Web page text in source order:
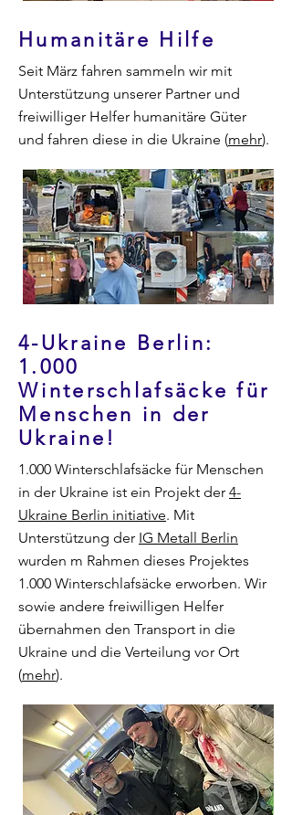
Humanitäre Hilfe
Seit März fahren sammeln wir mit
Unterstützung unserer Partner und
freiwilliger Helfer humanitäre Güter
und fahren diese in die Ukraine (mehr).
4-Ukraine Berlin:
1.000
Winterschlafsäcke für
Menschen in der
Ukraine!
1.000 Winterschlafsäcke für Menschen
in der Ukraine ist ein Projekt der 4-
Ukraine Berlin initiative. Mit
Unterstützung der IG Metall Berlin
wurden m Rahmen dieses Projektes
1.000 Winterschlafsäcke erworben. Wir
sowie andere freiwilligen Helfer
übernahmen den Transport in die
Ukraine und die Verteilung vor Ort
(mehr).